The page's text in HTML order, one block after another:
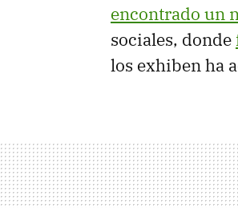
encontrado un
sociales, donde
los exhiben ha